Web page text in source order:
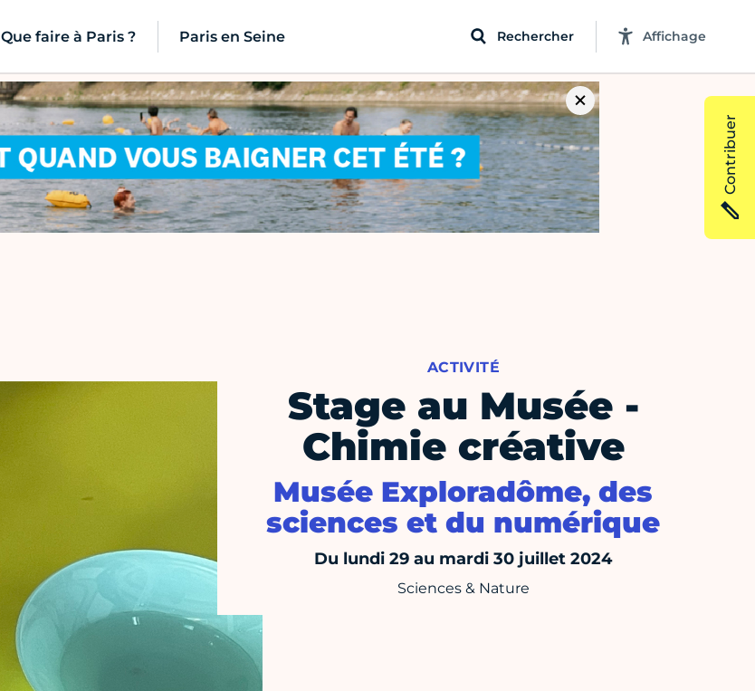
Que faire à Paris ? Paris en Seine Rechercher Affichage
ACTIVITÉ
Stage au Musée -
Chimie créative
Musée Exploradôme, des
sciences et du numérique
Du lundi 29 au mardi 30 juillet 2024
Sciences & Nature
Contribuer